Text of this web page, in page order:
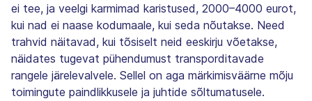
ei tee, ja veelgi karmimad karistused, 2000–4000 eurot,
kui nad ei naase kodumaale, kui seda nõutakse. Need
trahvid näitavad, kui tõsiselt neid eeskirju võetakse,
näidates tugevat pühendumust transporditavade
rangele järelevalvele. Sellel on aga märkimisväärne mõju
toimingute paindlikkusele ja juhtide sõltumatusele.